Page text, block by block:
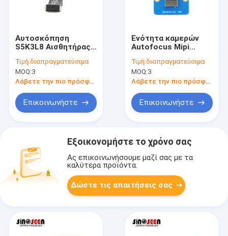
Αυτοσκόπηση
S5K3L8 Αισθητήρας
κάμερας MIPI
Διασύνδεση για
κινητά τηλέφωνα και
Τιμή:διαπραγματεύσιμα
MOQ:3
Λάβετε την πιο πρόσφατη τιμή
Επικοινωνήστε
Ενότητα καμερών
Autofocus Mipi
OV13850 για
Smartphones
Τιμή:διαπραγματεύσιμα
MOQ:3
Λάβετε την πιο πρόσφατη τιμή
Επικοινωνήστε
Εξοικονομήστε το χρόνο σας
Ας επικοινωνήσουμε μαζί σας με τα
καλύτερα προϊόντα.
Δώστε τις απαιτήσεις σας